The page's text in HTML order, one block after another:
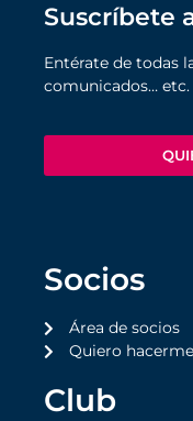
Suscríbete
Entérate de todas
comunicados… etc.
Socios
Área de socios
Quiero
Club